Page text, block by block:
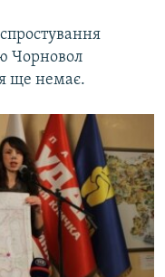
Чорновол
ще немає.